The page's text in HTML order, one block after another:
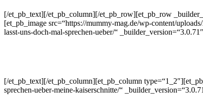
[/et_pb_text][/et_pb_column][/et_pb_row][et_pb_row
[et_pb_image src=“https://mummy-mag.de/wp-content/
lasst-uns-doch-mal-sprechen-ueber/“
[/et_pb_text][/et_pb_column][et_pb_column
sprechen-ueber-meine-kaiserschnitte/“